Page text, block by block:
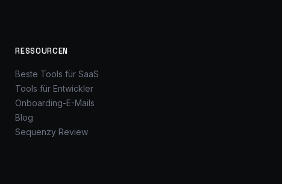
RESSOURCEN
Beste Tools für SaaS
Tools für Entwickler
Onboarding-E-Mails
Blog
Sequenzy Review